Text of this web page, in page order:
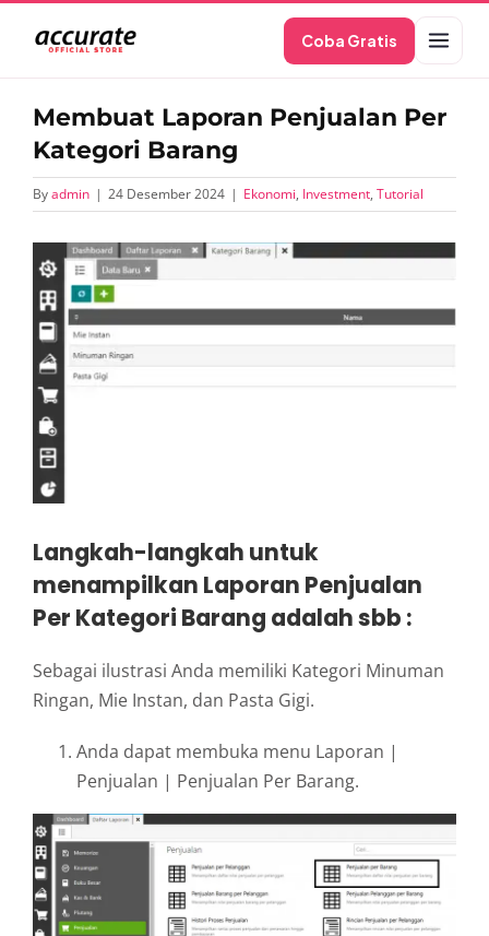
content
Coba Gratis
Membuat Laporan Penjualan Per
Kategori Barang
Byadmin | 24 Desember 2024 | Ekonomi, Investment, Tutorial
View
Larger
Image
Langkah-langkah untuk
menampilkan Laporan Penjualan
Per Kategori Barang adalah sbb :
Sebagai ilustrasi Anda memiliki Kategori Minuman
Ringan, Mie Instan, dan Pasta Gigi.
Anda dapat membuka menu Laporan |
Penjualan | Penjualan Per Barang.